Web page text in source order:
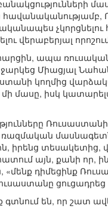
հավանականությամբ,
վերաբերյալ
ապա
Միացյալ
կողմից
մի մասը, իսկ
իրենց տեսակետից,
այն, քանի որ,
դիմեցինք
ցուցադրեց
են, որ շատ